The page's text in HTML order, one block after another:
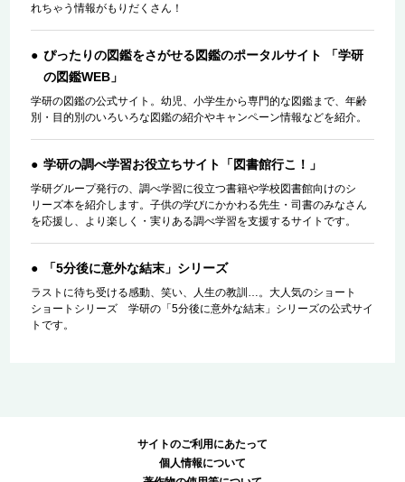
れちゃう情報がもりだくさん！
ぴったりの図鑑をさがせる図鑑のポータルサイト 「学研
の図鑑WEB」
学研の図鑑の公式サイト。幼児、小学生から専門的な図鑑まで、年齢
別・目的別のいろいろな図鑑の紹介やキャンペーン情報などを紹介。
学研の調べ学習お役立ちサイト「図書館行こ！」
学研グループ発行の、調べ学習に役立つ書籍や学校図書館向けのシ
リーズ本を紹介します。子供の学びにかかわる先生・司書のみなさん
を応援し、より楽しく・実りある調べ学習を支援するサイトです。
「5分後に意外な結末」シリーズ
ラストに待ち受ける感動、笑い、人生の教訓…。大人気のショート
ショートシリーズ 学研の「5分後に意外な結末」シリーズの公式サイ
トです。
サイトのご利用にあたって
個人情報について